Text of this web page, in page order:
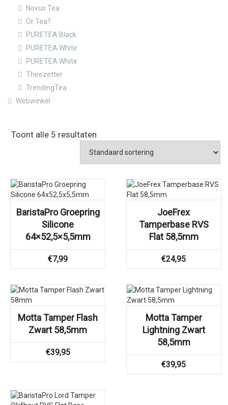
Novus Tea
Or Tea?
PURETEA Black
PURETEA White
PURETEA White
Theezetter
TrendingTea
Webwinkel
Toont alle 5 resultaten
BaristaPro Groepring
Silicone
64×52,5×5,5mm
€7,99
JoeFrex
Tamperbase RVS
Flat 58,5mm
€24,95
Motta Tamper Flash
Zwart 58,5mm
€39,95
Motta Tamper
Lightning Zwart
58,5mm
€39,95